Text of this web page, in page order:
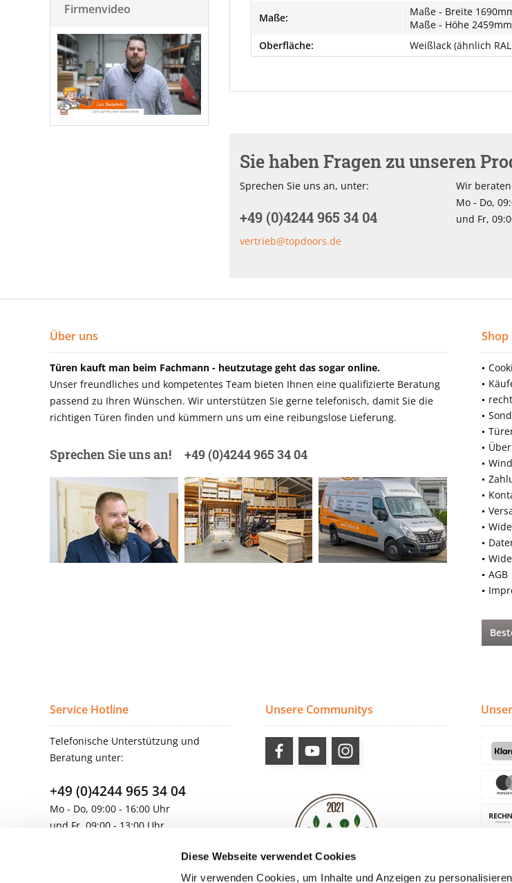
Diese Webseite verwendet Cookies
Wir verwenden Cookies, um Inhalte und Anzeigen zu
Firmenvideo
Maße:
Maße - Breite
Maße - Höhe 2459mm
Oberfläche:
Weißlack (ähnlich
Sie haben Fragen zu unseren
Sprechen Sie uns an, unter:
+49 (0)4244 965 34 04
vertrieb@topdoors.de
Wir
Mo - Do,
und Fr,
Über uns
Türen kauft man beim Fachmann - heutzutage geht das sogar online.
Unser freundliches und kompetentes Team bieten Ihnen eine qualifizierte Beratung
passend zu Ihren Wünschen. Wir unterstützen Sie gerne telefonisch, damit Sie die
richtigen Türen finden und kümmern uns um eine reibungslose Lieferung.
Sprechen Sie uns an! +49 (0)4244 965 34 04
Shop
AGB
Service Hotline
Telefonische Unterstützung und
Beratung unter:
+49 (0)4244 965 34 04
Mo - Do, 09:00 - 16:00 Uhr
und Fr, 09:00 - 13:00 Uhr
Unsere Communitys